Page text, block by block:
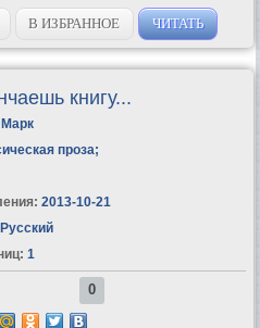
В ИЗБРАННОЕ ЧИТАТЬ
книгу...
проза;
2013-10-21
Русский
1
0